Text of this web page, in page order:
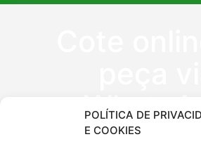
POLÍTICA DE
E COOKIES